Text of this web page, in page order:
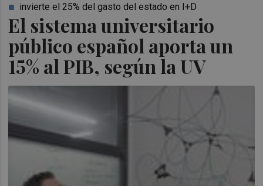
El sistema universitario
público español aporta un
15% al PIB, según la UV
invierte el 25% del gasto del estado en I+D